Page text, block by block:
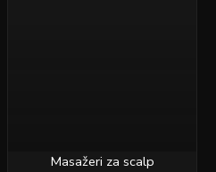
Masažeri za scalp